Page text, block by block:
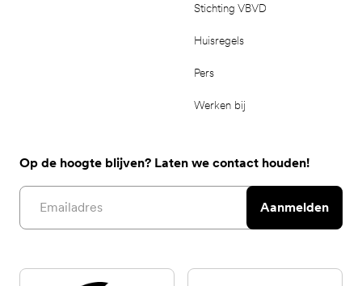
Stichting VBVD
Huisregels
Pers
Werken bij
Op de hoogte blijven? Laten we contact houden!
Email address
Aanmelden